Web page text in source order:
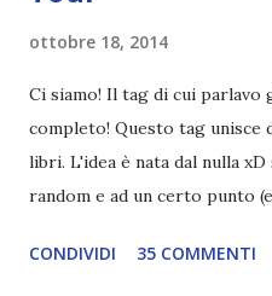
ottobre 18, 2014
Ci siamo! Il tag di cui parlavo
completo! Questo tag unisce
libri. L'idea è nata dal nulla
random e ad un certo punto
quest'idea. Lo scopo del tag
CONDIVIDI 35 COMMENTI